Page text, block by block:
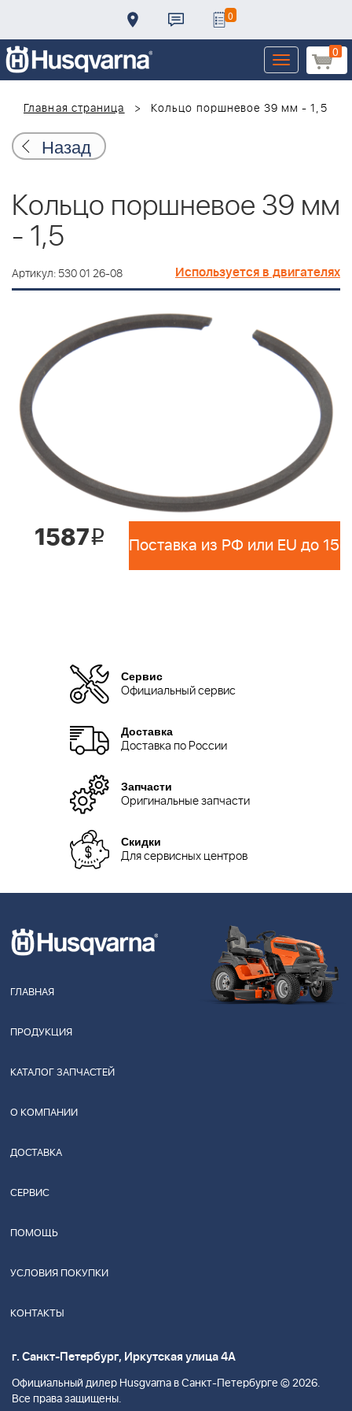
0
0
Toggle
navigation
Главная страница
Кольцо поршневое 39 мм - 1,5
Назад
Кольцо поршневое 39 мм
- 1,5
Артикул: 530 01 26-08 Используется в двигателях
1587i
Сервис
Официальный сервис
Доставка
Доставка по России
Запчасти
Оригинальные запчасти
Скидки
Для сервисных центров
ГЛАВНАЯ
ПРОДУКЦИЯ
КАТАЛОГ ЗАПЧАСТЕЙ
О КОМПАНИИ
ДОСТАВКА
СЕРВИС
ПОМОЩЬ
УСЛОВИЯ ПОКУПКИ
КОНТАКТЫ
г. Санкт-Петербург, Иркутская улица 4А
Официальный дилер Husgvarna в Санкт-Петербурге © 2026.
Все права защищены.